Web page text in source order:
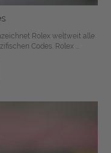
Rolex weltweit alle
Codes. Rolex ...